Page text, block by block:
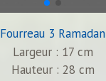
Fourreau 3 Ramadan
Largeur : 17 cm
Hauteur : 28 cm